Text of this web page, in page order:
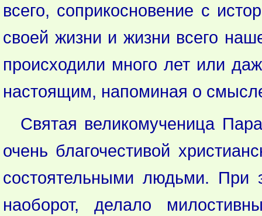
всего, соприкосновение с
своей жизни и жизни всего
происходили много лет или
настоящим, напоминая о
Святая великомученица
очень благочестивой
состоятельными людьми. При
наоборот, делало